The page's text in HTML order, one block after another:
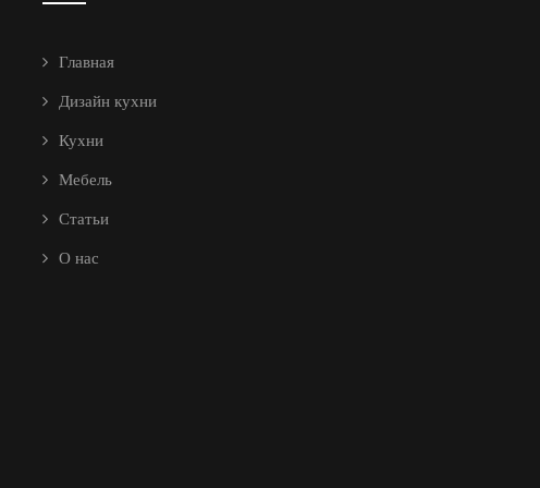
Главная
Дизайн кухни
Кухни
Мебель
Статьи
О нас